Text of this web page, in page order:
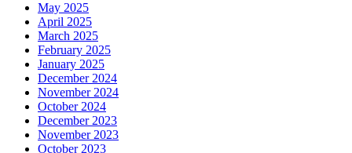
May 2025
April 2025
March 2025
February 2025
January 2025
December 2024
November 2024
October 2024
December 2023
November 2023
October 2023